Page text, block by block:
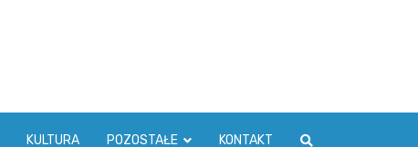
KULTURA POZOSTAŁE KONTAKT